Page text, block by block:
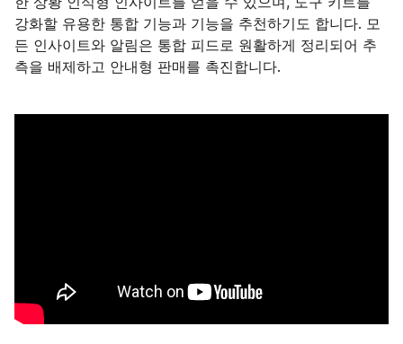
강화할 유용한 통합 기능과 기능을 추천하기도 합니다. 모
든 인사이트와 알림은 통합 피드로 원활하게 정리되어 추
측을 배제하고 안내형 판매를 촉진합니다.